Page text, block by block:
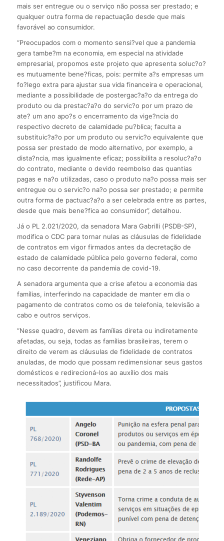
mais ser entregue ou o serviço não possa ser prestado; e
qualquer outra forma de repactuação desde que mais
favorável ao consumidor.
“Preocupados com o momento sensi?vel que a pandemia
gera tambe?m na economia, em especial na atividade
empresarial, propomos este projeto que apresenta soluc?o?
es mutuamente bene?ficas, pois: permite a?s empresas um
fo?lego extra para ajustar sua vida financeira e operacional,
mediante a possibilidade de postergac?a?o da entrega do
produto ou da prestac?a?o do servic?o por um prazo de
ate? um ano apo?s o encerramento da vige?ncia do
respectivo decreto de calamidade pu?blica; faculta a
substituic?a?o por um produto ou servic?o equivalente que
possa ser prestado de modo alternativo, por exemplo, a
dista?ncia, mas igualmente eficaz; possibilita a resoluc?a?o
do contrato, mediante o devido reembolso das quantias
pagas e na?o utilizadas, caso o produto na?o possa mais ser
entregue ou o servic?o na?o possa ser prestado; e permite
outra forma de pactuac?a?o a ser celebrada entre as partes,
desde que mais bene?fica ao consumidor”, detalhou.
Já o PL 2.021/2020, da senadora Mara Gabrilli (PSDB-SP),
modifica o CDC para tornar nulas as cláusulas de fidelidade
de contratos em vigor firmados antes da decretação de
estado de calamidade pública pelo governo federal, como
no caso decorrente da pandemia de covid-19.
A senadora argumenta que a crise afetou a economia das
famílias, interferindo na capacidade de manter em dia o
pagamento de contratos como os de telefonia, televisão a
cabo e outros serviços.
“Nesse quadro, devem as famílias direta ou indiretamente
afetadas, ou seja, todas as famílias brasileiras, terem o
direito de verem as cláusulas de fidelidade de contratos
anuladas, de modo que possam redimensionar seus gastos
domésticos e redirecioná-los ao auxílio dos mais
necessitados”, justificou Mara.